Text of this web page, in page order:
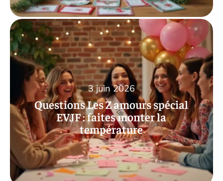
Questions Les Z amours spécial
EVJF : faites monter la
température
3 juin 2026